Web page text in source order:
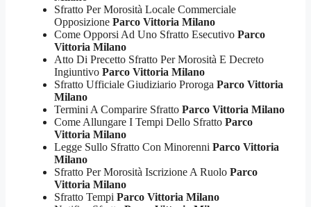
Sfratto Per Morosità Locale Commerciale
Opposizione Parco Vittoria Milano
Come Opporsi Ad Uno Sfratto Esecutivo Parco
Vittoria Milano
Atto Di Precetto Sfratto Per Morosità E Decreto
Ingiuntivo Parco Vittoria Milano
Sfratto Ufficiale Giudiziario Proroga Parco Vittoria
Milano
Termini A Comparire Sfratto Parco Vittoria Milano
Come Allungare I Tempi Dello Sfratto Parco
Vittoria Milano
Legge Sullo Sfratto Con Minorenni Parco Vittoria
Milano
Sfratto Per Morosità Iscrizione A Ruolo Parco
Vittoria Milano
Sfratto Tempi Parco Vittoria Milano